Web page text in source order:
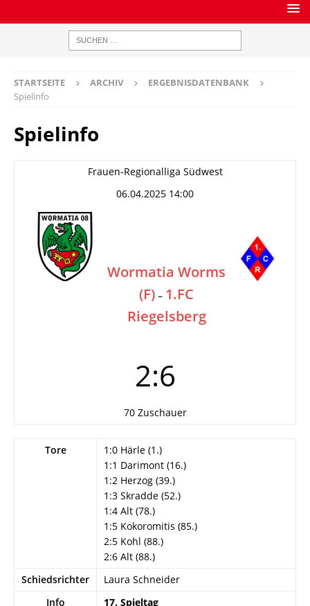
STARTSEITE ARCHIV
ERGEBNISDATENBANK
Spielinfo
Spielinfo
Frauen-Regionalliga Südwest
06.04.2025 14:00
Wormatia Worms
(F) – 1.FC
Riegelsberg
2:6
70 Zuschauer
Tore
1:0 Härle (1.)
1:1 Darimont (16.)
1:2 Herzog (39.)
1:3 Skradde (52.)
1:4 Alt (78.)
1:5 Kokoromitis (85.)
2:5 Kohl (88.)
2:6 Alt (88.)
Schiedsrichter
Laura Schneider
Info
17. Spieltag